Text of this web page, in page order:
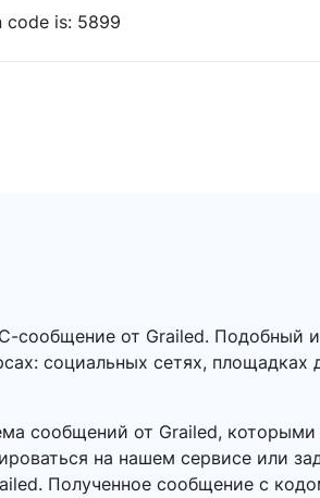
code is: 5899
сообщение от Grailed. Подобный
социальных сетях, площадках
сообщений от Grailed,
на нашем сервисе или
Полученное сообщение с